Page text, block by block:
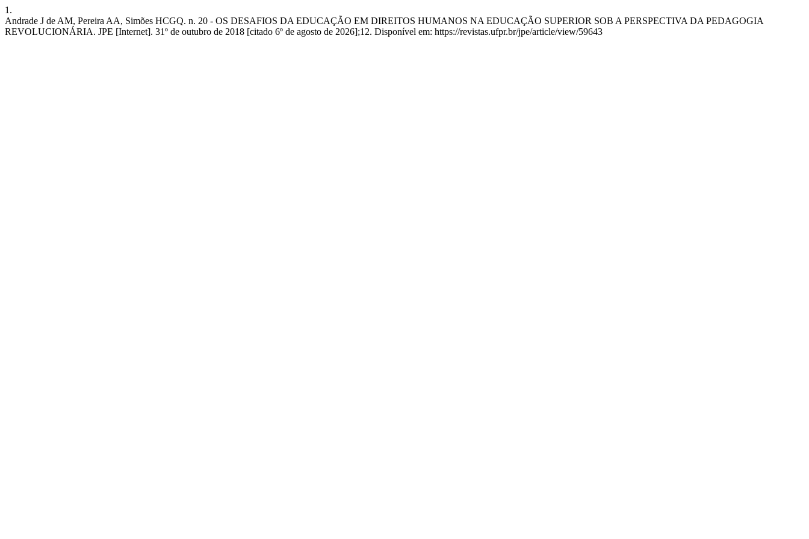
1.
Andrade J de AM, Pereira AA, Simões HCGQ. n. 20 - OS DESAFIOS DA EDUCAÇÃO EM DIREITOS HUMANOS NA EDUCAÇÃO SUPERIOR SOB A PERSPECTIVA DA PEDAGOGIA
REVOLUCIONÁRIA. JPE [Internet]. 31º de outubro de 2018 [citado 6º de agosto de 2026];12. Disponível em: https://revistas.ufpr.br/jpe/article/view/59643